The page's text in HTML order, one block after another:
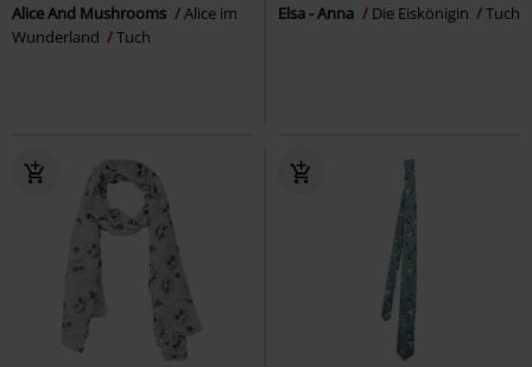
Alice And Mushrooms
Alice im
Wunderland
Tuch
Elsa - Anna Die Eiskönigin Tuch